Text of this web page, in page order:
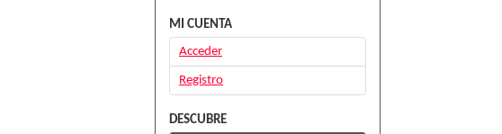
MI CUENTA
Acceder
Registro
DESCUBRE